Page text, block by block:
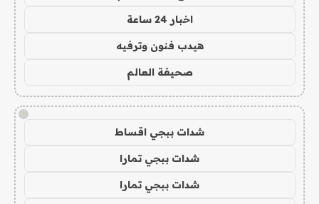
اخبار 24 ساعة
هيدب فنون وترفيه
صحيفة العالم
!
شدات ببجي اقساط
شدات ببجي تمارا
شدات ببجي تمارا